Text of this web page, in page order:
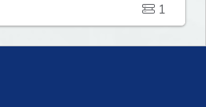
1